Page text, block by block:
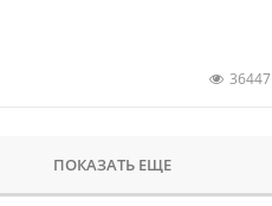
36447
ПОКАЗАТЬ ЕЩЕ